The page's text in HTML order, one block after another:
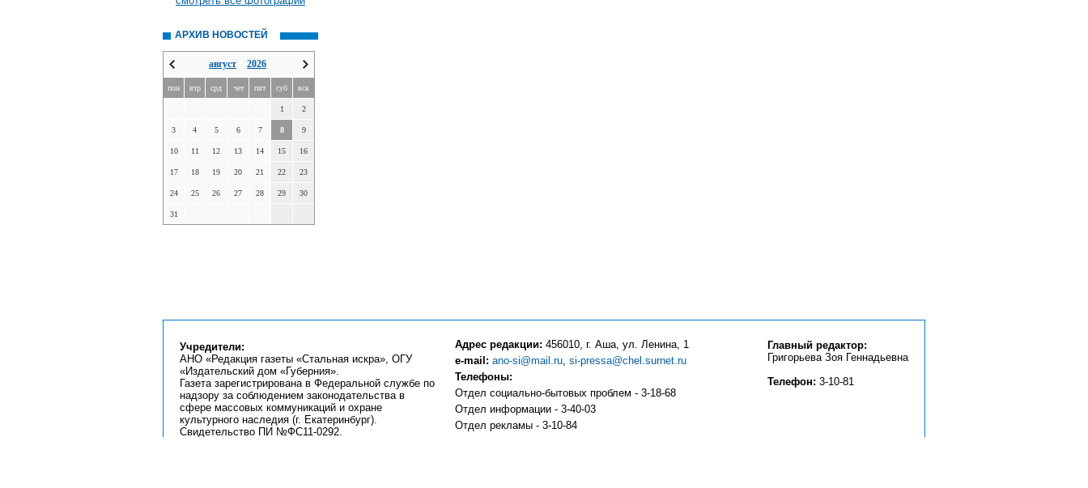
АРХИВ НОВОСТЕЙ
август 2026
пон втр срд чет пят суб вск
1 2
3 4 5 6 7 8 9
10 11 12 13 14 15 16
17 18 19 20 21 22 23
24 25 26 27 28 29 30
31
Учредители:
АНО «Редакция газеты «Стальная искра», ОГУ
«Издательский дом «Губерния».
Газета зарегистрирована в Федеральной службе по
надзору за соблюдением законодательства в
сфере массовых коммуникаций и охране
культурного наследия (г. Екатеринбург).
Свидетельство ПИ №ФС11-0292.
Адрес редакции: 456010, г. Аша, ул. Ленина, 1
e-mail: ano-si@mail.ru, si-pressa@chel.surnet.ru
Телефоны:
Отдел социально-бытовых проблем - 3-18-68
Отдел информации - 3-40-03
Отдел рекламы - 3-10-84
Главный редактор:
Григорьева Зоя Геннадьевна
Телефон: 3-10-81